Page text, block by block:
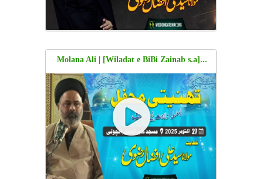
...[Wiladat e BiBi Zainab s.a] | Molana Ali
Afzal Rizvi | Masjid Khairul amal Incholi,
Karachi | 27 Oct 2025 | Urdu